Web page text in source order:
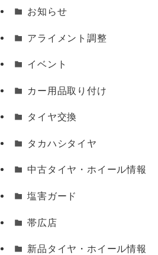
お知らせ
アライメント調整
イベント
カー用品取り付け
タイヤ交換
タカハシタイヤ
中古タイヤ・ホイール情報
塩害ガード
帯広店
新品タイヤ・ホイール情報